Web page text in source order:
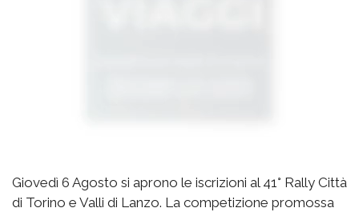
Giovedì 6 Agosto si aprono le iscrizioni al 41° Rally Città
di Torino e Valli di Lanzo. La competizione promossa